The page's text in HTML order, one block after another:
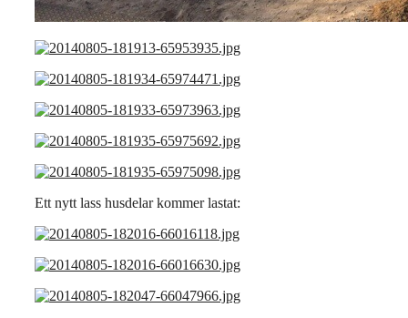
Ett nytt lass husdelar kommer lastat: